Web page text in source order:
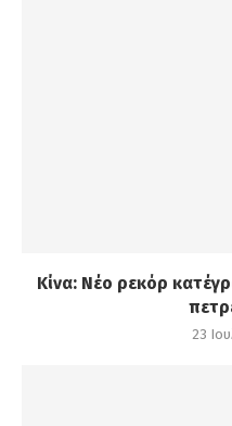
Κίνα: Νέο ρεκόρ
23